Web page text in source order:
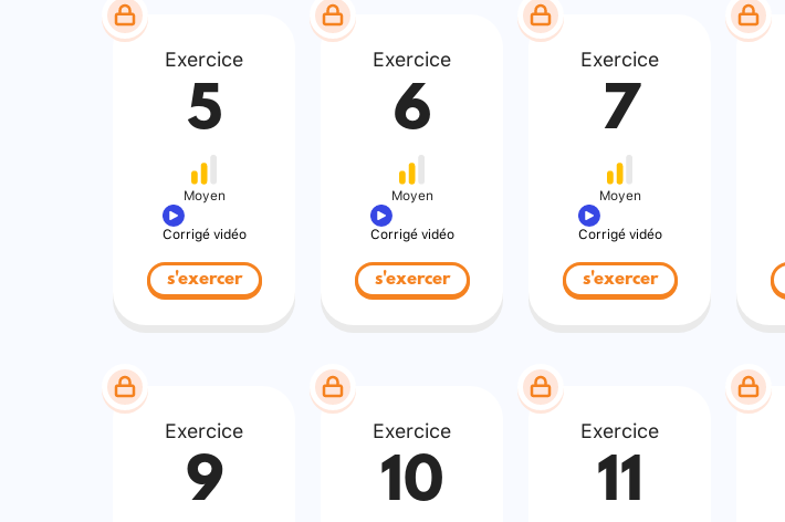
Exercice
5
Moyen
Corrigé vidéo
s'exercer
Exercice
6
Moyen
Corrigé vidéo
s'exercer
Exercice
7
Moyen
Corrigé vidéo
s'exercer
Exercice
9
Exercice
10
Exercice
11